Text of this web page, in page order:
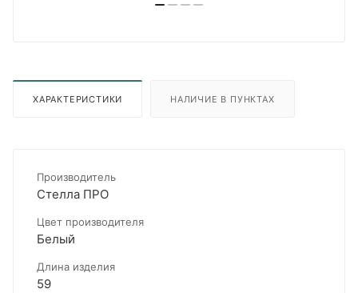
ХАРАКТЕРИСТИКИ НАЛИЧИЕ В ПУНКТАХ
Производитель
Стелла ПРО
Цвет производителя
Белый
Длина изделия
59